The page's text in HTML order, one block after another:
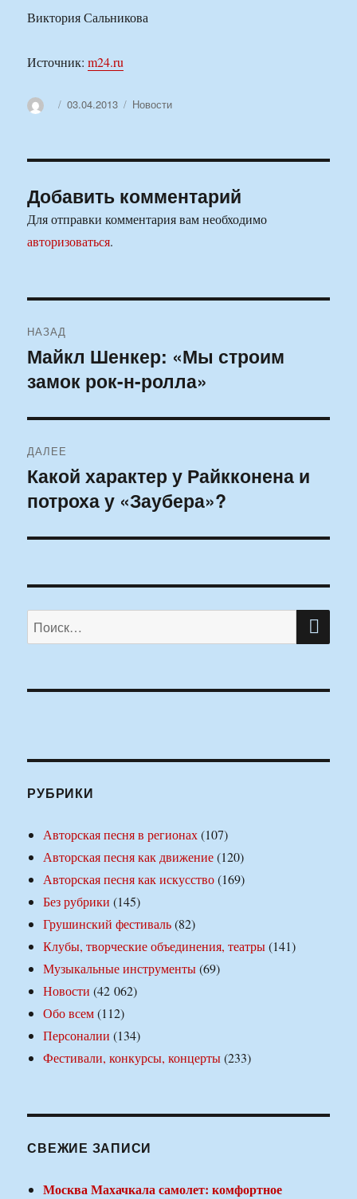
Виктория Сальникова
Источник:m24.ru
АвторОпубликовано
03.04.2013 Рубрики
Новости
Добавить комментарий
Для отправки комментария вам необходимо
авторизоваться.
по
записям
НАЗАД
Предыдущая
запись:
Майкл Шенкер: «Мы строим
замок рок-н-ролла»
ДАЛЕЕ
Следующая
запись:
Какой характер у Райкконена и
потроха у «Заубера»?
Искать:
РУБРИКИ
Авторская песня в регионах(107)
Авторская песня как движение(120)
Авторская песня как искусство(169)
Без рубрики (145)
Грушинский фестиваль(82)
Клубы, творческие объединения, театры(141)
Музыкальные инструменты(69)
Новости (42 062)
Обо всем(112)
Персоналии (134)
Фестивали, конкурсы, концерты(233)
СВЕЖИЕ ЗАПИСИ
Москва Махачкала самолет: комфортное